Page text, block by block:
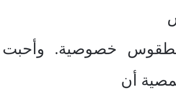
بطقوس خصوصية. وأحبت
أن